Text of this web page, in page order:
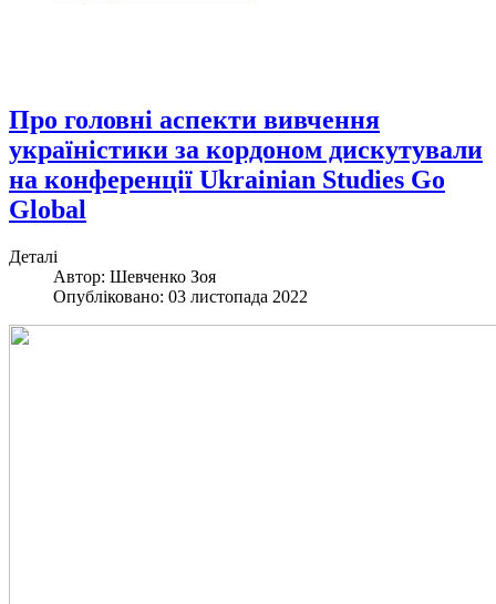
Про головні аспекти вивчення
україністики за кордоном дискутували
на конференції Ukrainian Studies Go
Global
Деталі
Автор: Шевченко Зоя
Опубліковано: 03 листопада 2022